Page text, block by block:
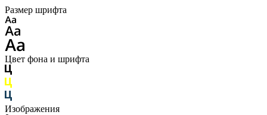
Размер шрифта
Цвет фона и шрифта
Изображения